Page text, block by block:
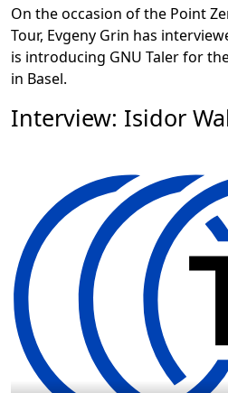
On the occasion of the Point
Tour, Evgeny Grin has
is introducing GNU Taler for
in Basel.
Interview: Isidor